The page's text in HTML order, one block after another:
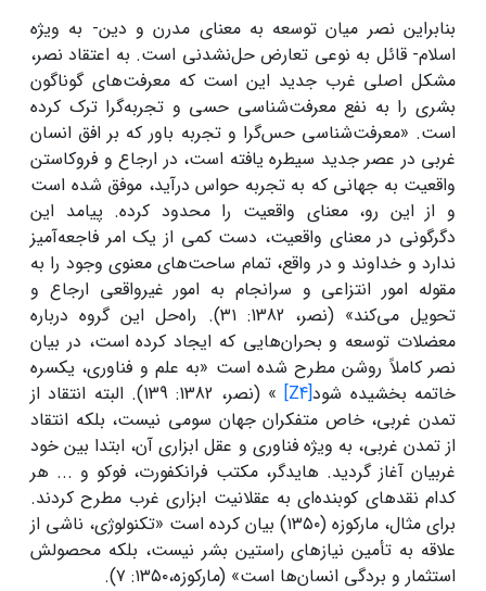
بنابراین نصر میان توسعه به معنای مدرن و دین- به ویژه
اسلام- قائل به نوعی تعارض حل‌نشدنی است. به اعتقاد نصر،
مشکل اصلی غرب جدید این است که معرفت‌های گوناگون
بشری را به نفع معرفت‌شناسی حسی و تجربه‌گرا ترک کرده
است. «معرفت‌شناسی حس‌گرا و تجربه باور که بر افق انسان
غربی در عصر جدید سیطره یافته است، در ارجاع و فروکاستن
واقعیت به جهانی که به تجربه حواس درآید، موفق شده است
و از این رو، معنای واقعیت را محدود کرده. پیامد این
دگرگونی در معنای واقعیت، دست کمی از یک امر فاجعه‌آمیز
ندارد و خداوند و در واقع، تمام ساحت‌های معنوی وجود را به
مقوله امور انتزاعی و سرانجام به امور غیرواقعی ارجاع و
تحویل می‌کند» (نصر، 1382: ۳۱). راه‌حل این گروه درباره
معضلات توسعه و بحران‌هایی که ایجاد کرده است، در بیان
نصر کاملاً روشن مطرح شده است «به علم و فناوری، یکسره
خاتمه بخشیده شود[Z4]
» (نصر، 1382: 139). البته انتقاد از
تمدن غربی، خاص متفکران جهان سومی نیست، بلکه انتقاد
از تمدن غربی، به ویژه فناوری و عقل ابزاری آن، ابتدا بین خود
غربیان آغاز گردید. هایدگر، مکتب فرانکفورت، فوکو و ... هر
کدام نقدهای کوبنده‌ای به عقلانیت ابزاری غرب مطرح کردند.
برای مثال، مارکوزه (۱۳۵۰) بیان کرده است «تکنولوژی، ناشی از
علاقه به تأمین نیازهای راستین بشر نیست، بلکه محصولش
استثمار و بردگی انسان‌ها است» (مارکوزه،۱۳۵۰: ۷).